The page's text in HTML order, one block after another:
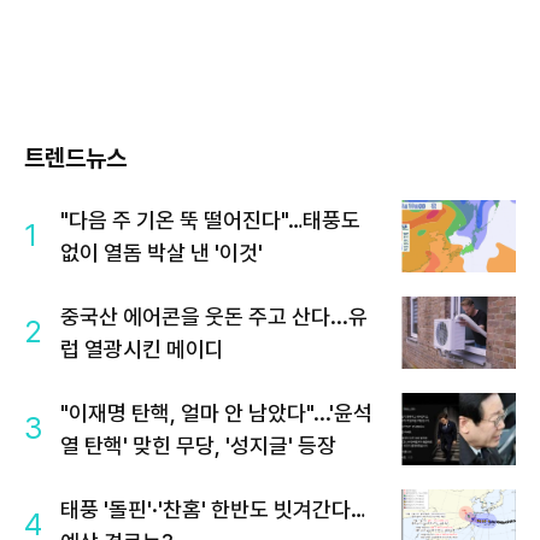
트렌드뉴스
1
"다음 주 기온 뚝 떨어진다"…태풍도
없이 열돔 박살 낸 '이것'
2
중국산 에어콘을 웃돈 주고 산다...유
럽 열광시킨 메이디
3
"이재명 탄핵, 얼마 안 남았다"...'윤석
열 탄핵' 맞힌 무당, '성지글' 등장
4
태풍 '돌핀'·'찬홈' 한반도 빗겨간다…